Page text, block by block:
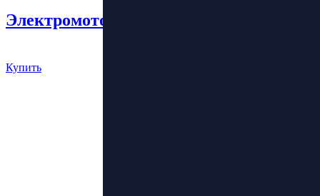
Электромотоцикл Super Soco TC
Купить